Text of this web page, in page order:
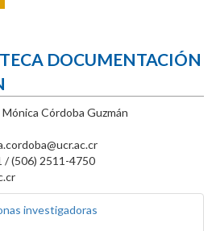
DOCUMENTACIÓN
Mónica Córdoba Guzmán
/ (506) 2511-4750
investigadoras